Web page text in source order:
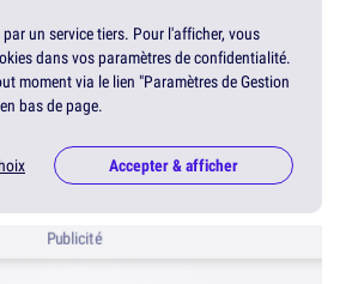
un service tiers. Pour l'afficher, vous
dans vos paramètres de confidentialité.
moment via le lien "Paramètres de Gestion
bas de page.
Accepter & afficher
Publicité